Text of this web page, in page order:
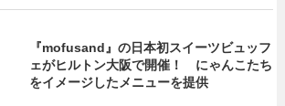
『mofusand』の日本初スイーツビュッフ
ェがヒルトン大阪で開催！ にゃんこたち
をイメージしたメニューを提供